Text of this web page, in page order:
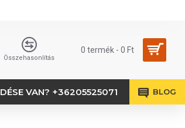
Összehasonlítás
0 termék - 0 Ft
VAN? +36205525071 BLOG